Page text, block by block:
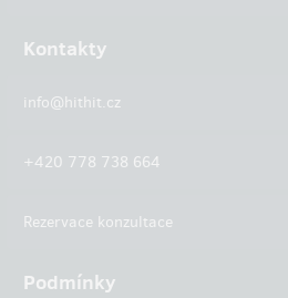
Kontakty
info@hithit.cz
+420 778 738 664
Rezervace konzultace
Podmínky